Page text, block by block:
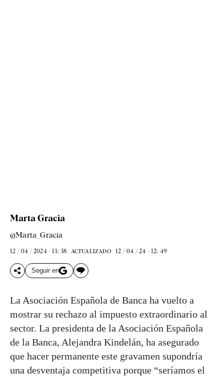
Marta Gracia
@Marta_Gracia
12 / 04 / 2024 - 11: 38 ACTUALIZADO 12 / 04 / 24 - 12: 49
Seguir en
La Asociación Española de Banca ha vuelto a
mostrar su rechazo al impuesto extraordinario al
sector. La presidenta de la Asociación Española
de la Banca, Alejandra Kindelán, ha asegurado
que hacer permanente este gravamen supondría
una desventaja competitiva porque “seríamos el